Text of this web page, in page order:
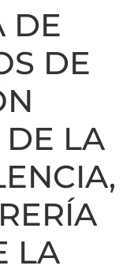
DE
DE
LA
LA